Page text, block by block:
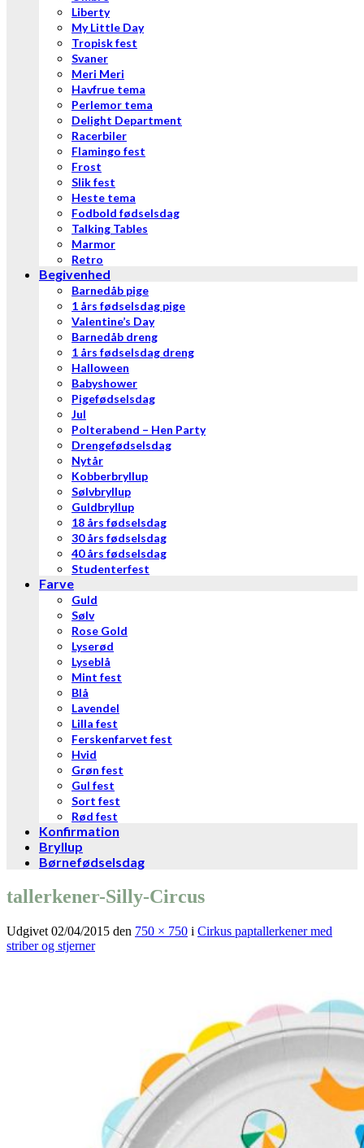
Liberty
My Little Day
Tropisk fest
Svaner
Meri Meri
Havfrue tema
Perlemor tema
Delight Department
Racerbiler
Flamingo fest
Frost
Slik fest
Heste tema
Fodbold fødselsdag
Talking Tables
Marmor
Retro
Begivenhed
Barnedåb pige
1 års fødselsdag pige
Valentine’s Day
Barnedåb dreng
1 års fødselsdag dreng
Halloween
Babyshower
Pigefødselsdag
Jul
Polterabend – Hen Party
Drengefødselsdag
Nytår
Kobberbryllup
Sølvbryllup
Guldbryllup
18 års fødselsdag
30 års fødselsdag
40 års fødselsdag
Studenterfest
Farve
Guld
Sølv
Rose Gold
Lyserød
Lyseblå
Mint fest
Blå
Lavendel
Lilla fest
Ferskenfarvet fest
Hvid
Grøn fest
Gul fest
Sort fest
Rød fest
Konfirmation
Bryllup
Børnefødselsdag
tallerkener-Silly-Circus
Udgivet 02/04/2015 den 750 × 750 i Cirkus paptallerkener med
striber og stjerner